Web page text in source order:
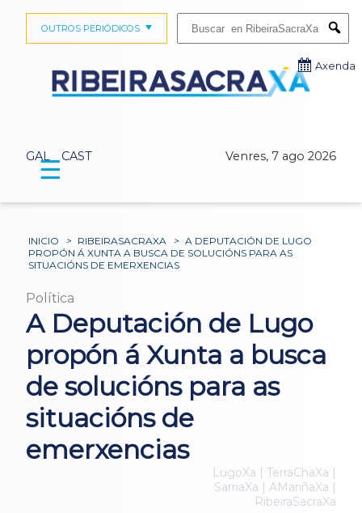
GAL CAST Venres, 7 ago 2026
OUTROS PERIÓDICOS
Axenda
☰
INICIO > RIBEIRASACRAXA > A DEPUTACIÓN DE LUGO
PROPÓN Á XUNTA A BUSCA DE SOLUCIÓNS PARA AS
SITUACIÓNS DE EMERXENCIAS
Política
A Deputación de Lugo
propón á Xunta a busca
de solucións para as
situacións de
emerxencias
LugoXa | TerraChaXa |
SarriaXa | AMariñaXa |
RibeiraSacraXa